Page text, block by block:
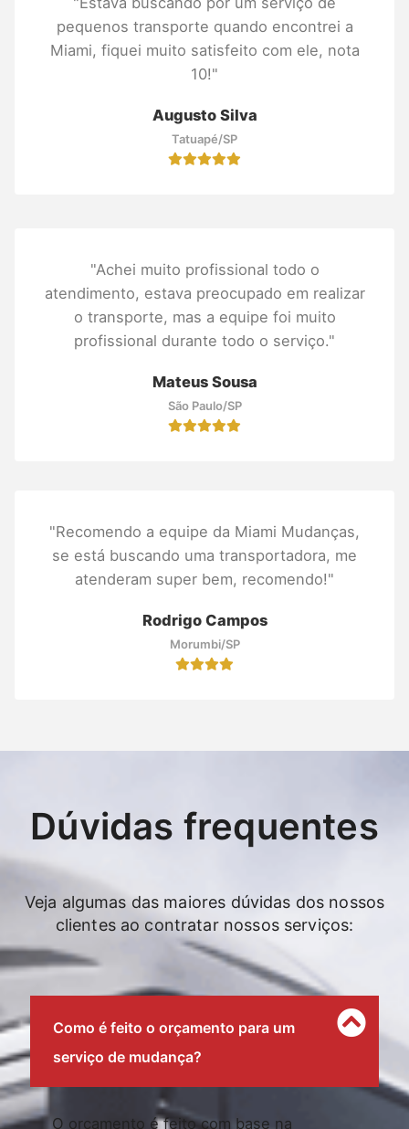
pequenos transporte quando encontrei a
Miami, fiquei muito satisfeito com ele, nota
10!"
Augusto Silva
Tatuapé/SP
"Achei muito profissional todo o
atendimento, estava preocupado em realizar
o transporte, mas a equipe foi muito
profissional durante todo o serviço."
Mateus Sousa
São Paulo/SP
"Recomendo a equipe da Miami Mudanças,
se está buscando uma transportadora, me
atenderam super bem, recomendo!"
Rodrigo Campos
Morumbi/SP
Dúvidas frequentes
Veja algumas das maiores dúvidas dos nossos
clientes ao contratar nossos serviços:
Como é feito o orçamento para um
serviço de mudança?
O orçamento é feito com base na